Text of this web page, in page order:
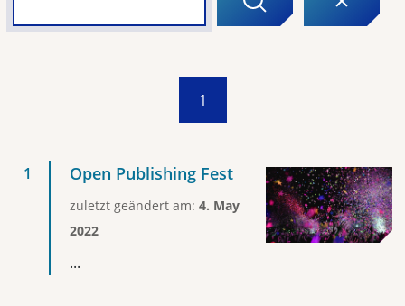
1
Open Publishing Fest
zuletzt geändert am: 4. May
2022
...